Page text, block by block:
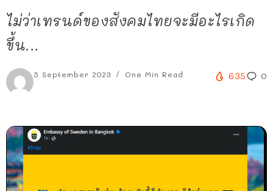
ไม่ว่าเทรนด์ของสังคมไทยจะมีอะไรเกิด
ขึ้น...
5 September 2023 One Min Read 635 0